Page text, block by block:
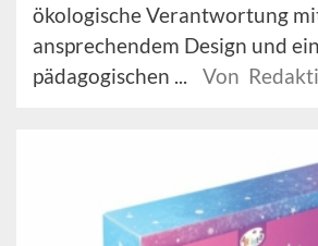
ökologische Verantwortung
ansprechendem Design und
pädagogischen ...
Von